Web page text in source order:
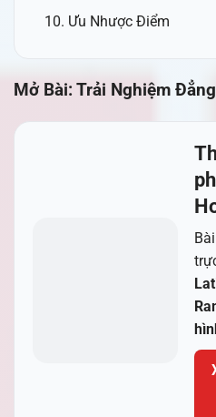
Ưu Nhược Điểm
Mở Bài: Trải Nghiệm